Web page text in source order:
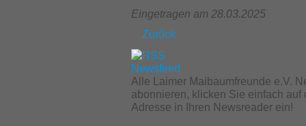
Eingetragen am 28.03.2025
Zurück
Alle Laimer Maibaumfreunde e.V.
abonnieren, klicken Sie einfach
Adresse in Ihren Newsreader ein!